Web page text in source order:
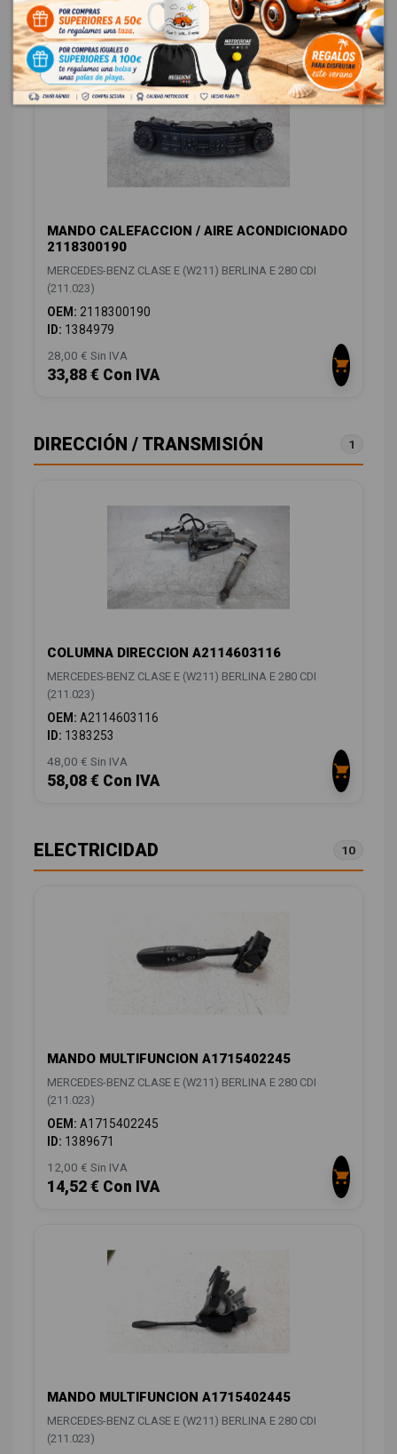
58,08 € Con IVA
MANDO CALEFACCION / AIRE ACONDICIONADO
2118300190
MERCEDES-BENZ CLASE E (W211) BERLINA E 280 CDI
(211.023)
OEM: 2118300190
ID: 1384979
28,00 € Sin IVA
33,88 € Con IVA
DIRECCIÓN / TRANSMISIÓN 1
COLUMNA DIRECCION A2114603116
MERCEDES-BENZ CLASE E (W211) BERLINA E 280 CDI
(211.023)
OEM: A2114603116
ID: 1383253
48,00 € Sin IVA
58,08 € Con IVA
ELECTRICIDAD 10
MANDO MULTIFUNCION A1715402245
MERCEDES-BENZ CLASE E (W211) BERLINA E 280 CDI
(211.023)
OEM: A1715402245
ID: 1389671
12,00 € Sin IVA
14,52 € Con IVA
MANDO MULTIFUNCION A1715402445
MERCEDES-BENZ CLASE E (W211) BERLINA E 280 CDI
(211.023)